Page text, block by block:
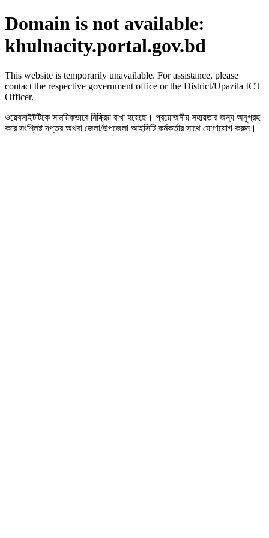
Domain is not available:
khulnacity.portal.gov.bd
This website is temporarily unavailable. For assistance, please
contact the respective government office or the District/Upazila ICT
Officer.
ওয়েবসাইটটিকে সাময়িকভাবে নিষ্ক্রিয় রাখা হয়েছে। প্রয়োজনীয় সহায়তার জন্য অনুগ্রহ
করে সংশ্লিষ্ট দপ্তর অথবা জেলা/উপজেলা আইসিটি কর্মকর্তার সাথে যোগাযোগ করুন।